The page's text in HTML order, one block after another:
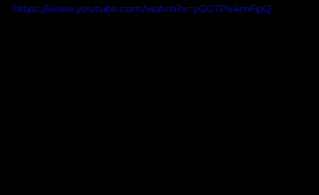
https://www.youtube.com/watch?v=yGGTPv4mFpQ